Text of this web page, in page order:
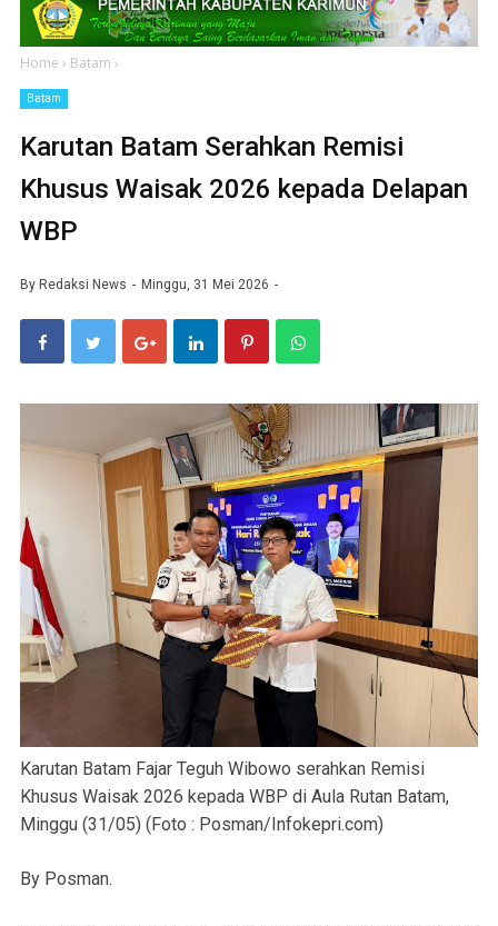
Home › Batam ›
Batam
Karutan Batam Serahkan Remisi
Khusus Waisak 2026 kepada Delapan
WBP
By Redaksi News Minggu, 31 Mei 2026
Karutan Batam Fajar Teguh Wibowo serahkan Remisi
Khusus Waisak 2026 kepada WBP di Aula Rutan Batam,
Minggu (31/05) (Foto : Posman/Infokepri.com)
By Posman.